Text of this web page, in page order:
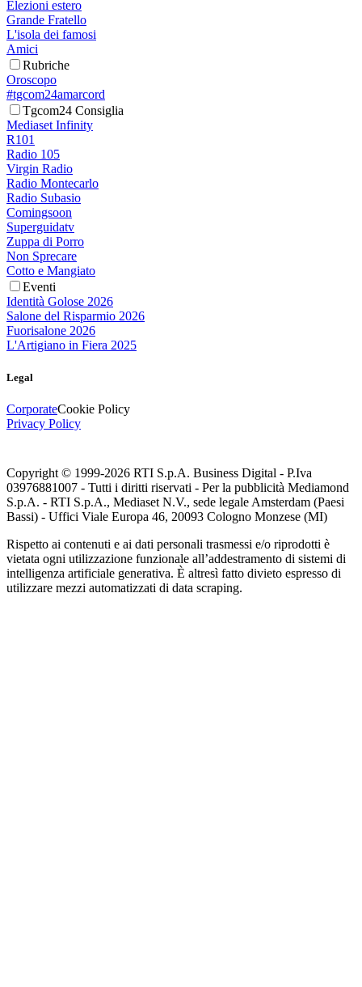
Elezioni estero
Grande Fratello
L'isola dei famosi
Amici
Rubriche
Oroscopo
#tgcom24amarcord
Tgcom24 Consiglia
Mediaset Infinity
R101
Radio 105
Virgin Radio
Radio Montecarlo
Radio Subasio
Comingsoon
Superguidatv
Zuppa di Porro
Non Sprecare
Cotto e Mangiato
Eventi
Identità Golose 2026
Salone del Risparmio 2026
Fuorisalone 2026
L'Artigiano in Fiera 2025
Legal
CorporateCookie Policy
Privacy Policy
Copyright © 1999-2026 RTI S.p.A. Business Digital - P.Iva
03976881007 - Tutti i diritti riservati - Per la pubblicità Mediamond
S.p.A. - RTI S.p.A., Mediaset N.V., sede legale Amsterdam (Paesi
Bassi) - Uffici Viale Europa 46, 20093 Cologno Monzese (MI)
Rispetto ai contenuti e ai dati personali trasmessi e/o riprodotti è
vietata ogni utilizzazione funzionale all’addestramento di sistemi di
intelligenza artificiale generativa. È altresì fatto divieto espresso di
utilizzare mezzi automatizzati di data scraping.